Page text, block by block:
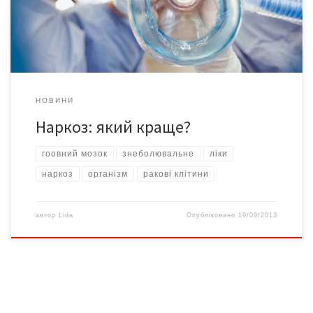
Проте сусіди відраджують, мовляв, після неї можна
залишитися інвалідом, бо […]
НОВИНИ
Наркоз: який краще?
гоовний мозок знеболювальне ліки
наркоз організм ракові клітини
автор Lida Опубліковано 19/09/2013